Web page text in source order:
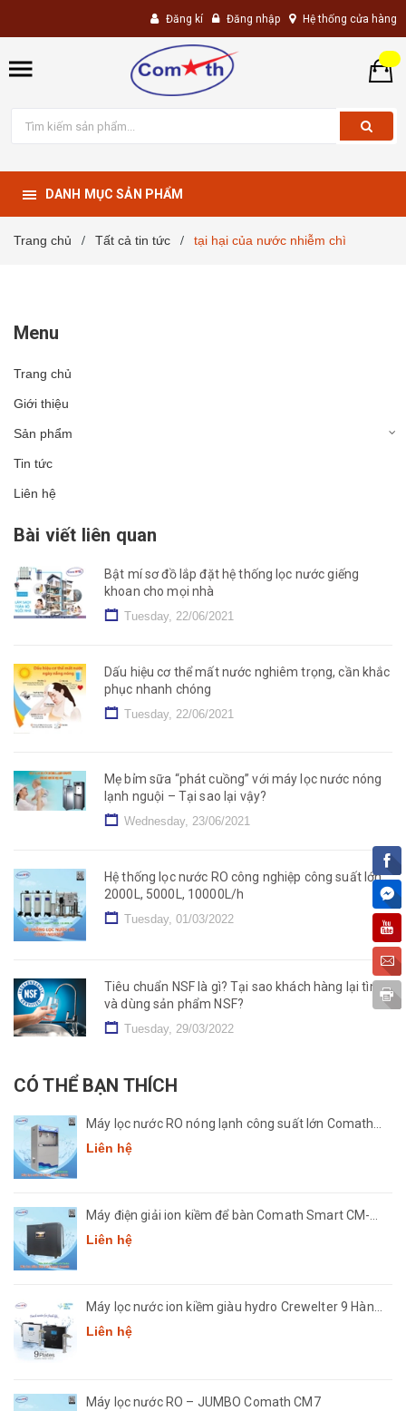
Đăng kí Đăng nhập Hệ thống cửa hàng
DANH MỤC SẢN PHẨM
Trang chủ / Tất cả tin tức / tại hại của nước nhiễm chì
Menu
Trang chủ
Giới thiệu
Sản phẩm
Tin tức
Liên hệ
Bài viết liên quan
Bật mí sơ đồ lắp đặt hệ thống lọc nước giếng
khoan cho mọi nhà
Tuesday, 22/06/2021
Dấu hiệu cơ thể mất nước nghiêm trọng, cần khắc
phục nhanh chóng
Tuesday, 22/06/2021
Mẹ bỉm sữa “phát cuồng” với máy lọc nước nóng
lạnh nguội – Tại sao lại vậy?
Wednesday, 23/06/2021
Hệ thống lọc nước RO công nghiệp công suất lớn
2000L, 5000L, 10000L/h
Tuesday, 01/03/2022
Tiêu chuẩn NSF là gì? Tại sao khách hàng lại tìm
và dùng sản phẩm NSF?
Tuesday, 29/03/2022
CÓ THỂ BẠN THÍCH
Máy lọc nước RO nóng lạnh công suất lớn Comath
CM2681-50
Liên hệ
Máy điện giải ion kiềm để bàn Comath Smart CM-
3668
Liên hệ
Máy lọc nước ion kiềm giàu hydro Crewelter 9 Hàn
Quốc
Liên hệ
Máy lọc nước RO – JUMBO Comath CM7